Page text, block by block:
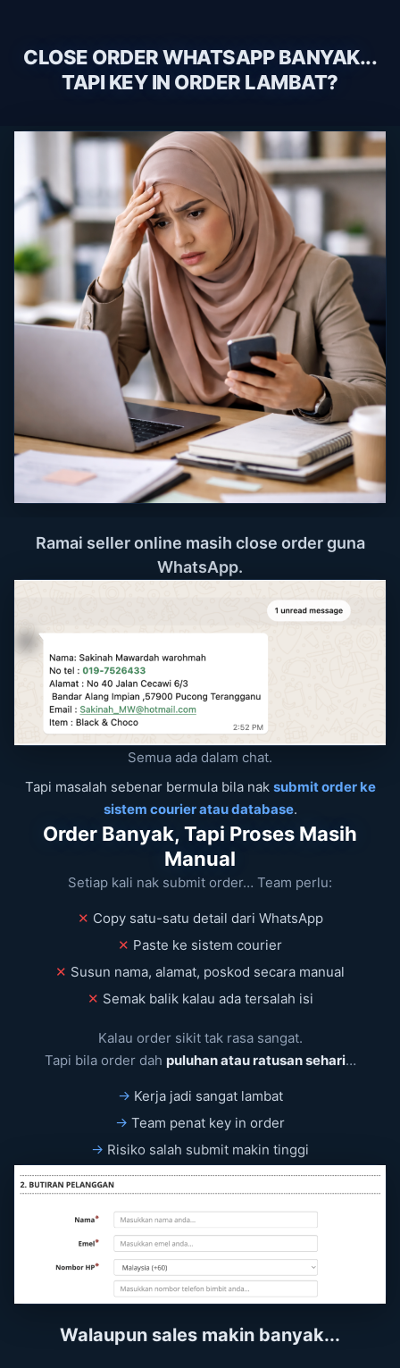
CLOSE ORDER WHATSAPP BANYAK...
TAPI KEY IN ORDER LAMBAT?
Ramai seller online masih close order guna
WhatsApp.
Semua ada dalam chat.
Tapi masalah sebenar bermula bila nak submit order ke
sistem courier atau database.
Order Banyak, Tapi Proses Masih
Manual
Setiap kali nak submit order… Team perlu:
✕ Copy satu-satu detail dari WhatsApp
✕ Paste ke sistem courier
✕ Susun nama, alamat, poskod secara manual
✕ Semak balik kalau ada tersalah isi
Kalau order sikit tak rasa sangat.
Tapi bila order dah puluhan atau ratusan sehari…
→ Kerja jadi sangat lambat
→ Team penat key in order
→ Risiko salah submit makin tinggi
Walaupun sales makin banyak...